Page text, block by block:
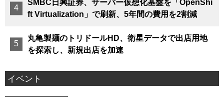
SMBC日興証券、サーバー仮想化基盤を「OpenShi
ft Virtualization」で刷新、5年間の費用を2割減
丸亀製麺のトリドールHD、衛星データで出店用地
を探索し、新規出店を加速
イベント